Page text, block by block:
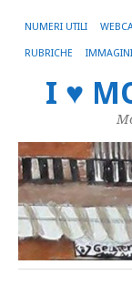
NUMERI UTILI
RUBRICHE IMMAGINI
I ♥